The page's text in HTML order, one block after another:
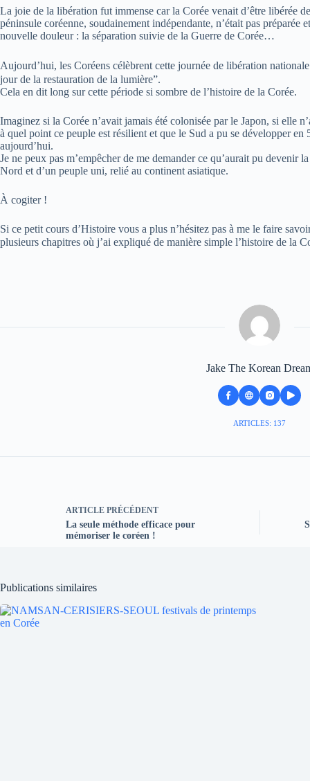
La joie de la libération fut immense car la Corée venait d’être libérée
péninsule coréenne, soudainement indépendante, n’était pas
nouvelle douleur : la séparation suivie de la Guerre de Corée…
Aujourd’hui, les Coréens célèbrent cette journée de libération
jour de la restauration de la lumière”.
Cela en dit long sur cette période si sombre de l’histoire de la Corée.
Imaginez si la Corée n’avait jamais été colonisée par le Japon, si elle
à quel point ce peuple est résilient et que le Sud a pu se développer
aujourd’hui.
Je ne peux pas m’empêcher de me demander ce qu’aurait pu devenir
Nord et d’un peuple uni, relié au continent asiatique.
À cogiter !
Si ce petit cours d’Histoire vous a plus n’hésitez pas à me le faire
plusieurs chapitres où j’ai expliqué de manière simple l’histoire de la
Jake The Korean
ARTICLES: 137
ARTICLE PRÉCÉDENT
La seule méthode efficace pour
mémoriser le coréen !
Publications similaires